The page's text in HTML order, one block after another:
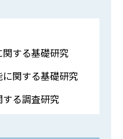
する基礎研究
関する基礎研究
る調査研究